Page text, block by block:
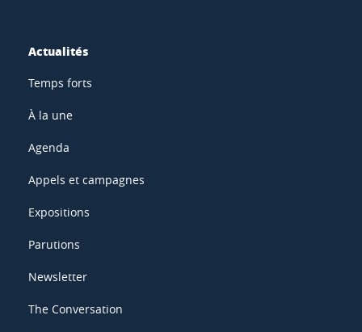
Actualités
Temps forts
À la une
Agenda
Appels et campagnes
Expositions
Parutions
Newsletter
The Conversation